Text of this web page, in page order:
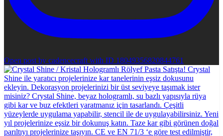
Open post by cadencecraft with ID 18049356820844761